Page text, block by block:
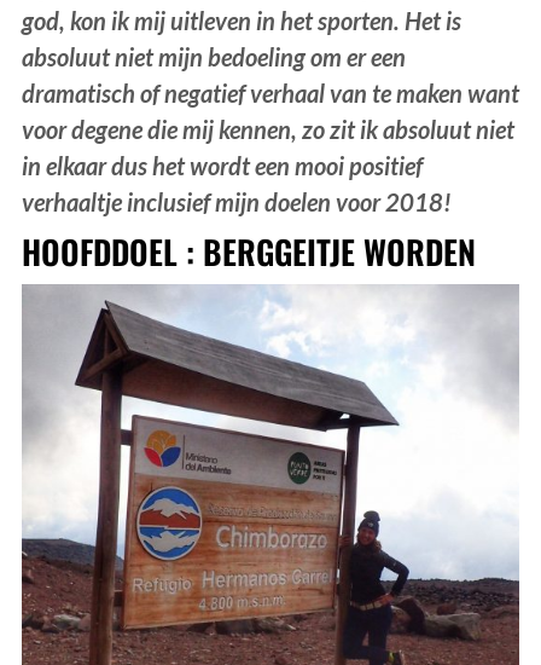
god, kon ik mij uitleven in het sporten. Het is
absoluut niet mijn bedoeling om er een
dramatisch of negatief verhaal van te maken want
voor degene die mij kennen, zo zit ik absoluut niet
in elkaar dus het wordt een mooi positief
verhaaltje inclusief mijn doelen voor 2018!
HOOFDDOEL : BERGGEITJE WORDEN